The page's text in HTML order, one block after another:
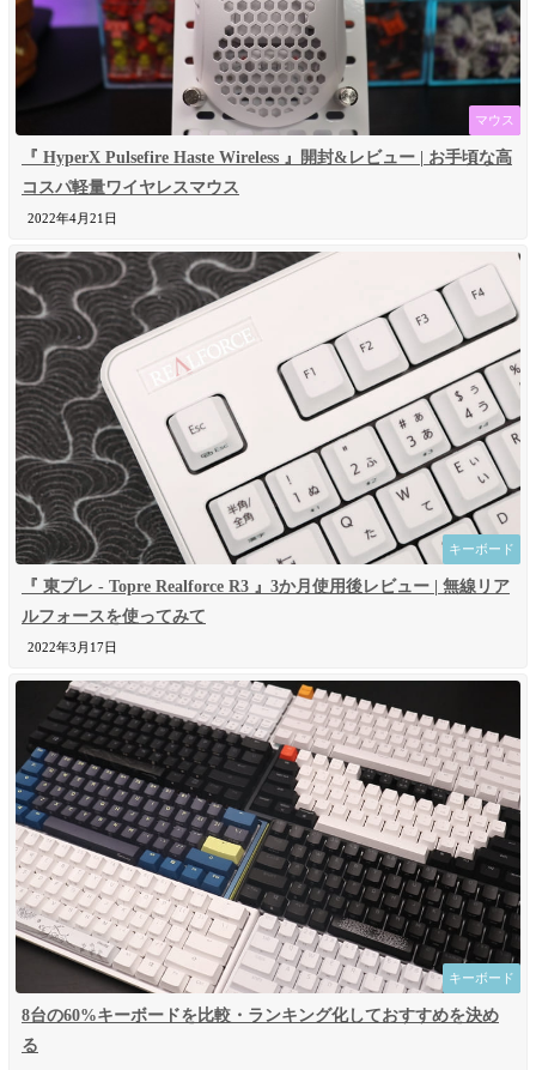
マウス
『 HyperX Pulsefire Haste Wireless 』開封&レビュー | お手頃な高
コスパ軽量ワイヤレスマウス
2022年4月21日
キーボード
『 東プレ - Topre Realforce R3 』3か月使用後レビュー | 無線リア
ルフォースを使ってみて
2022年3月17日
キーボード
8台の60%キーボードを比較・ランキング化しておすすめを決め
る